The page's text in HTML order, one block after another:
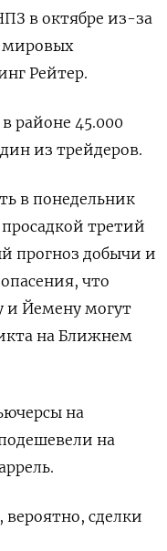
в октябре из-за
Рейтер.
районе 45.000
из трейдеров.
в понедельник
третий
прогноз добычи и
что
и Йемену могут
на Ближнем
на
на
сделки